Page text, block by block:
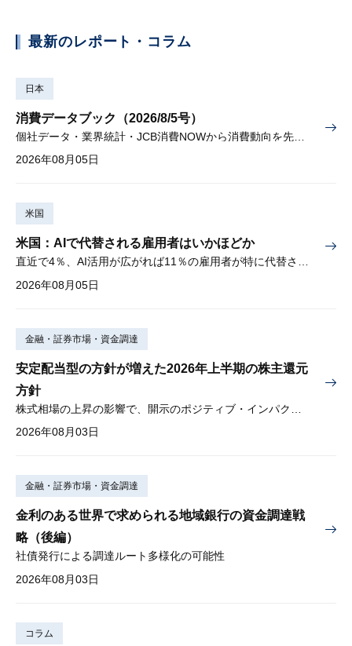
最新のレポート・コラム
日本
消費データブック（2026/8/5号）
2026年08月05日
米国
米国：AIで代替される雇用者はいかほどか
2026年08月05日
金融・証券市場・資金調達
安定配当型の方針が増えた2026年上半期の株主還元
方針
2026年08月03日
金融・証券市場・資金調達
金利のある世界で求められる地域銀行の資金調達戦
略（後編）
社債発行による調達ルート多様化の可能性
2026年08月03日
コラム